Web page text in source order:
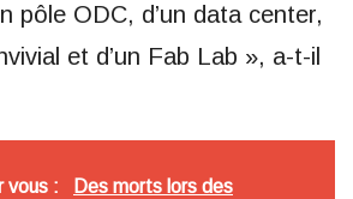
pôle ODC, d’un data center,
et d’un Fab Lab », a-t-il
vous : Des morts lors des